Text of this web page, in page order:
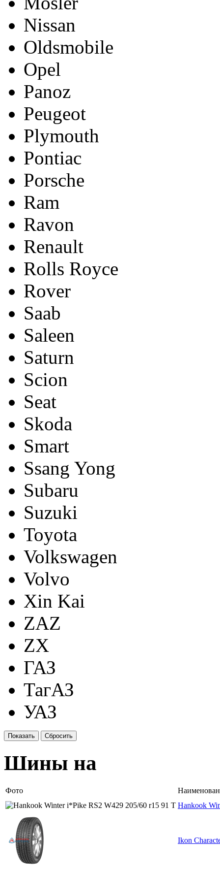
Nissan
Oldsmobile
Opel
Panoz
Peugeot
Plymouth
Pontiac
Porsche
Ram
Ravon
Renault
Rolls Royce
Rover
Saab
Saleen
Saturn
Scion
Seat
Skoda
Smart
Ssang Yong
Subaru
Suzuki
Toyota
Volkswagen
Volvo
Xin Kai
ZAZ
ZX
ГАЗ
ТагАЗ
УАЗ
Шины на
Фото
Hankook
Ikon